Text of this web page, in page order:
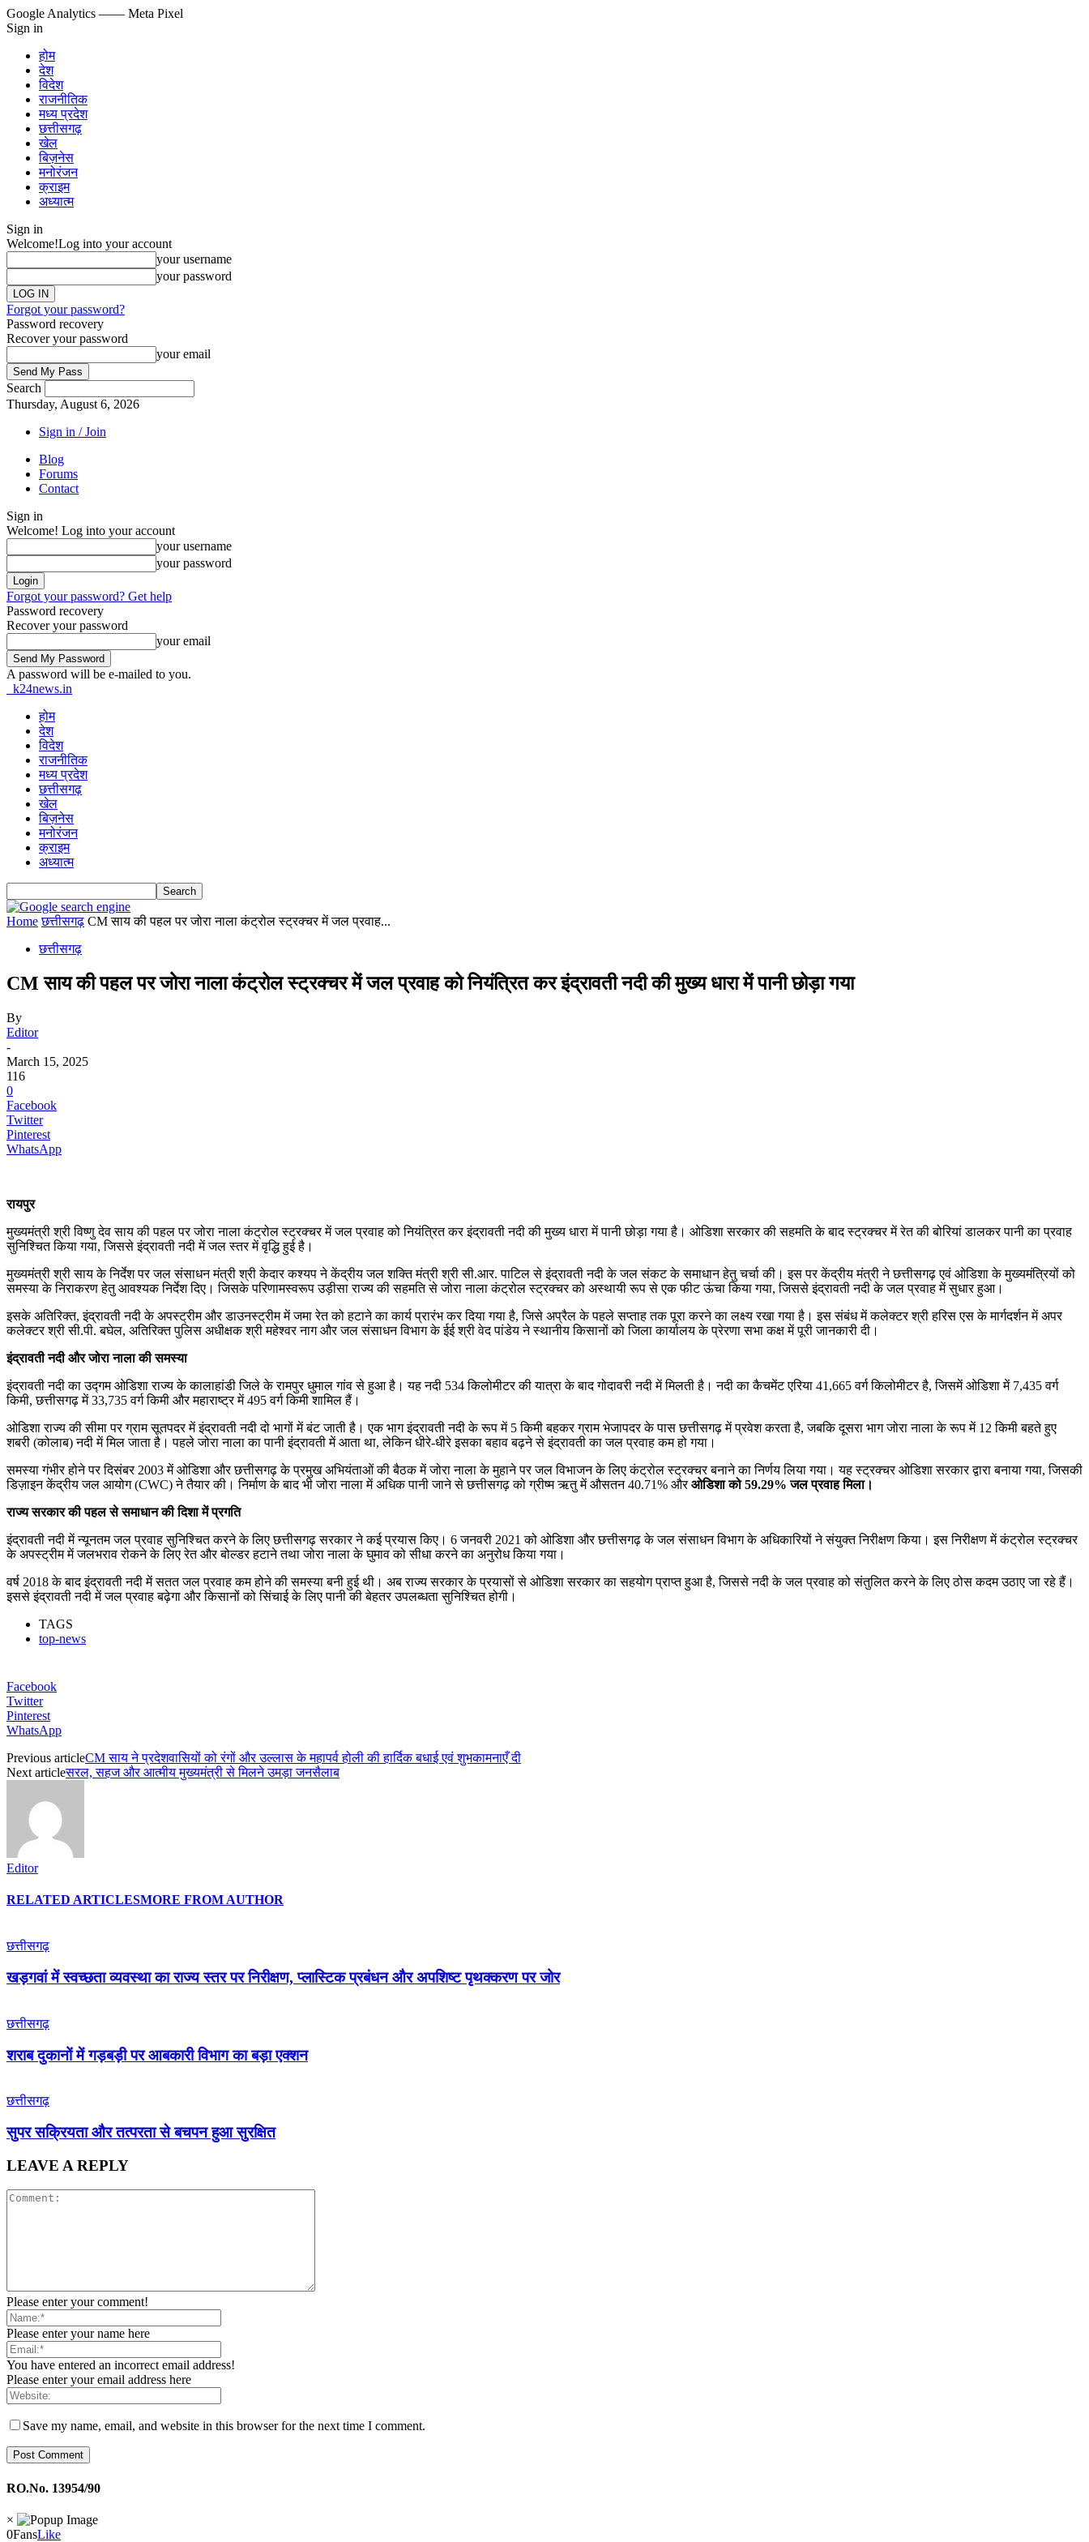
Google Analytics —— Meta Pixel
Sign in
होम
देश
विदेश
राजनीतिक
मध्य प्रदेश
छत्तीसगढ़
खेल
बिज़नेस
मनोरंजन
क्राइम
अध्यात्म
Sign in
Welcome!Log into your account
your username
your password
Forgot your password?
Password recovery
Recover your password
your email
Search
Thursday, August 6, 2026
Sign in / Join
Blog
Forums
Contact
Sign in
Welcome! Log into your account
your username
your password
Forgot your password? Get help
Password recovery
Recover your password
your email
A password will be e-mailed to you.
k24news.in
होम
देश
विदेश
राजनीतिक
मध्य प्रदेश
छत्तीसगढ़
खेल
बिज़नेस
मनोरंजन
क्राइम
अध्यात्म
Home छत्तीसगढ़ CM साय की पहल पर जोरा नाला कंट्रोल स्ट्रक्चर में जल प्रवाह...
छत्तीसगढ़
CM साय की पहल पर जोरा नाला कंट्रोल स्ट्रक्चर में जल प्रवाह को नियंत्रित कर इंद्रावती नदी की मुख्य धारा में पानी छोड़ा गया
By
Editor
-
March 15, 2025
116
0
Facebook
Twitter
Pinterest
WhatsApp
रायपुर
मुख्यमंत्री श्री विष्णु देव साय की पहल पर जोरा नाला कंट्रोल स्ट्रक्चर में जल प्रवाह को नियंत्रित कर इंद्रावती नदी की मुख्य धारा में पानी छोड़ा गया है। ओडिशा सरकार की सहमति के बाद स्ट्रक्चर में रेत की बोरियां डालकर पानी का प्रवाह
सुनिश्चित किया गया, जिससे इंद्रावती नदी में जल स्तर में वृद्धि हुई है।
मुख्यमंत्री श्री साय के निर्देश पर जल संसाधन मंत्री श्री केदार कश्यप ने केंद्रीय जल शक्ति मंत्री श्री सी.आर. पाटिल से इंद्रावती नदी के जल संकट के समाधान हेतु चर्चा की। इस पर केंद्रीय मंत्री ने छत्तीसगढ़ एवं ओडिशा के मुख्यमंत्रियों को
समस्या के निराकरण हेतु आवश्यक निर्देश दिए। जिसके परिणामस्वरूप उड़ीसा राज्य की सहमति से जोरा नाला कंट्रोल स्ट्रक्चर को अस्थायी रूप से एक फीट ऊंचा किया गया, जिससे इंद्रावती नदी के जल प्रवाह में सुधार हुआ।
इसके अतिरिक्त, इंद्रावती नदी के अपस्ट्रीम और डाउनस्ट्रीम में जमा रेत को हटाने का कार्य प्रारंभ कर दिया गया है, जिसे अप्रैल के पहले सप्ताह तक पूरा करने का लक्ष्य रखा गया है। इस संबंध में कलेक्टर श्री हरिस एस के मार्गदर्शन में अपर
कलेक्टर श्री सी.पी. बघेल, अतिरिक्त पुलिस अधीक्षक श्री महेश्वर नाग और जल संसाधन विभाग के ईई श्री वेद पांडेय ने स्थानीय किसानों को जिला कार्यालय के प्रेरणा सभा कक्ष में पूरी जानकारी दी।
इंद्रावती नदी और जोरा नाला की समस्या
इंद्रावती नदी का उद्गम ओडिशा राज्य के कालाहांडी जिले के रामपुर धुमाल गांव से हुआ है। यह नदी 534 किलोमीटर की यात्रा के बाद गोदावरी नदी में मिलती है। नदी का कैचमेंट एरिया 41,665 वर्ग किलोमीटर है, जिसमें ओडिशा में 7,435 वर्ग
किमी, छत्तीसगढ़ में 33,735 वर्ग किमी और महाराष्ट्र में 495 वर्ग किमी शामिल हैं।
ओडिशा राज्य की सीमा पर ग्राम सूतपदर में इंद्रावती नदी दो भागों में बंट जाती है। एक भाग इंद्रावती नदी के रूप में 5 किमी बहकर ग्राम भेजापदर के पास छत्तीसगढ़ में प्रवेश करता है, जबकि दूसरा भाग जोरा नाला के रूप में 12 किमी बहते हुए
शबरी (कोलाब) नदी में मिल जाता है। पहले जोरा नाला का पानी इंद्रावती में आता था, लेकिन धीरे-धीरे इसका बहाव बढ़ने से इंद्रावती का जल प्रवाह कम हो गया।
समस्या गंभीर होने पर दिसंबर 2003 में ओडिशा और छत्तीसगढ़ के प्रमुख अभियंताओं की बैठक में जोरा नाला के मुहाने पर जल विभाजन के लिए कंट्रोल स्ट्रक्चर बनाने का निर्णय लिया गया। यह स्ट्रक्चर ओडिशा सरकार द्वारा बनाया गया, जिसकी
डिज़ाइन केंद्रीय जल आयोग (CWC) ने तैयार की। निर्माण के बाद भी जोरा नाला में अधिक पानी जाने से छत्तीसगढ़ को ग्रीष्म ऋतु में औसतन 40.71% औरओडिशा को 59.29% जल प्रवाह मिला।
राज्य सरकार की पहल से समाधान की दिशा में प्रगति
इंद्रावती नदी में न्यूनतम जल प्रवाह सुनिश्चित करने के लिए छत्तीसगढ़ सरकार ने कई प्रयास किए। 6 जनवरी 2021 को ओडिशा और छत्तीसगढ़ के जल संसाधन विभाग के अधिकारियों ने संयुक्त निरीक्षण किया। इस निरीक्षण में कंट्रोल स्ट्रक्चर
के अपस्ट्रीम में जलभराव रोकने के लिए रेत और बोल्डर हटाने तथा जोरा नाला के घुमाव को सीधा करने का अनुरोध किया गया।
वर्ष 2018 के बाद इंद्रावती नदी में सतत जल प्रवाह कम होने की समस्या बनी हुई थी। अब राज्य सरकार के प्रयासों से ओडिशा सरकार का सहयोग प्राप्त हुआ है, जिससे नदी के जल प्रवाह को संतुलित करने के लिए ठोस कदम उठाए जा रहे हैं।
इससे इंद्रावती नदी में जल प्रवाह बढ़ेगा और किसानों को सिंचाई के लिए पानी की बेहतर उपलब्धता सुनिश्चित होगी।
TAGS
top-news
Facebook
Twitter
Pinterest
WhatsApp
Previous articleCM साय ने प्रदेशवासियों को रंगों और उल्लास के महापर्व होली की हार्दिक बधाई एवं शुभकामनाएँ दी
Next articleसरल, सहज और आत्मीय मुख्यमंत्री से मिलने उमड़ा जनसैलाब
Editor
RELATED ARTICLESMORE FROM AUTHOR
छत्तीसगढ़
खड़गवां में स्वच्छता व्यवस्था का राज्य स्तर पर निरीक्षण, प्लास्टिक प्रबंधन और अपशिष्ट पृथक्करण पर जोर
छत्तीसगढ़
शराब दुकानों में गड़बड़ी पर आबकारी विभाग का बड़ा एक्शन
छत्तीसगढ़
सुपर सक्रियता और तत्परता से बचपन हुआ सुरक्षित
LEAVE A REPLY
Please enter your comment!
Please enter your name here
You have entered an incorrect email address!
Please enter your email address here
Save my name, email, and website in this browser for the next time I comment.
RO.No. 13954/90
×
0FansLike